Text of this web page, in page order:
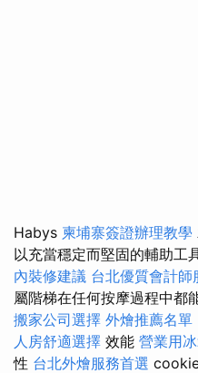
Habys 柬埔寨簽證辦理教學
以充當穩定而堅固的輔助工
內裝修建議 台北優質會計師
屬階梯在任何按摩過程中都
搬家公司選擇 外燴推薦名單
人房舒適選擇 效能 營業用
性 台北外燴服務首選